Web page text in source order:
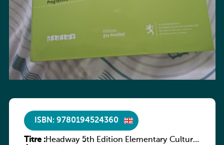
ISBN: 9780194524360
Titre :Headway 5th Edition Elementary Culture